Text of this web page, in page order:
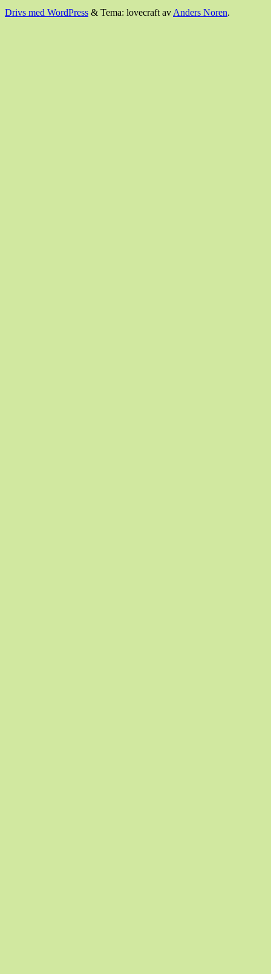
Drivs med WordPress & Tema: lovecraft av Anders Noren.